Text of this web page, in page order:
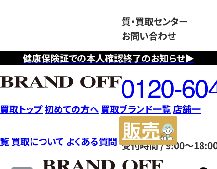
健康保険証での本人確認終了のお知らせ▶
質・買取センター
お問い合わせ
フ
リ
ー
ダ
イ
ヤ
ル
0120604117
受付時間 / 9:00～
買取トップ初めての方へ 買取ブランド一覧店舗一
覧 買取について よくある質問
サ